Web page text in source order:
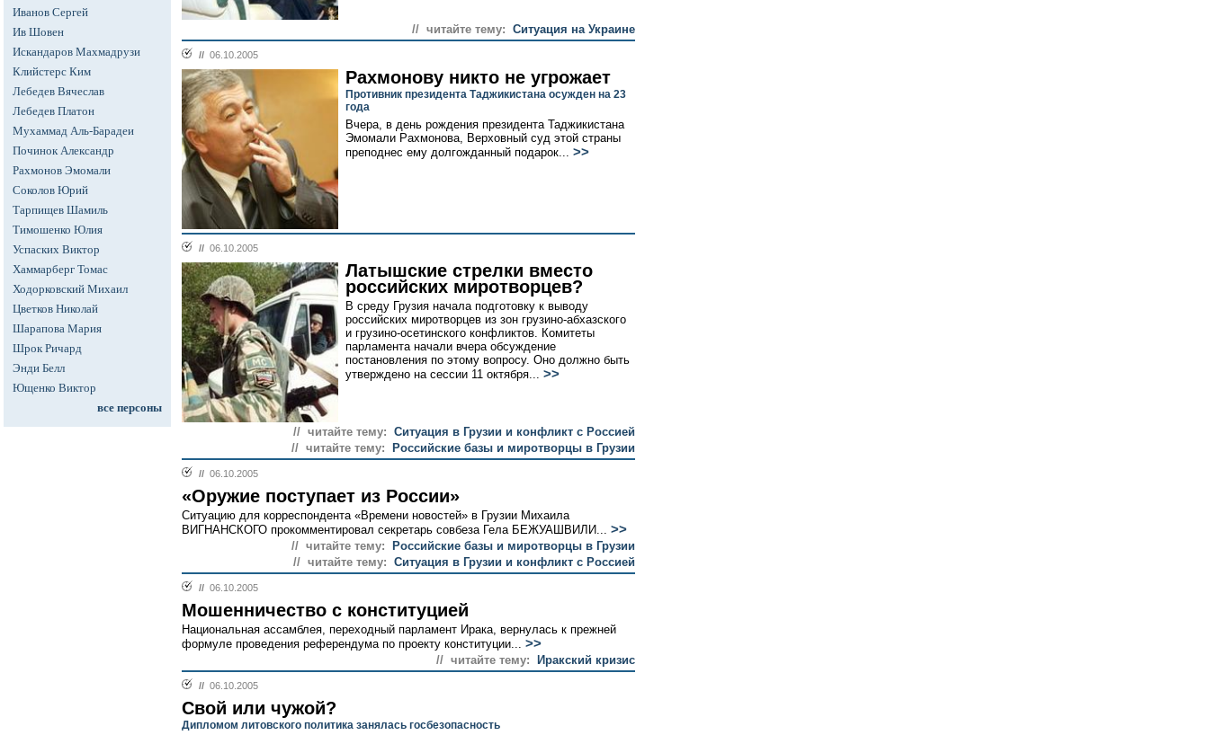
Иванов Сергей
Ив Шовен
Искандаров Махмадрузи
Клийстерс Ким
Лебедев Вячеслав
Лебедев Платон
Мухаммад Аль-Барадеи
Починок Александр
Рахмонов Эмомали
Соколов Юрий
Тарпищев Шамиль
Тимошенко Юлия
Успаских Виктор
Хаммарберг Томас
Ходорковский Михаил
Цветков Николай
Шарапова Мария
Шрок Ричард
Энди Белл
Ющенко Виктор
все персоны
// читайте тему: Ситуация на Украине
// 06.10.2005
Рахмонову никто не угрожает
Противник президента Таджикистана осужден на 23
года
Вчера, в день рождения президента Таджикистана
Эмомали Рахмонова, Верховный суд этой страны
преподнес ему долгожданный подарок... >>
// 06.10.2005
Латышские стрелки вместо
российских миротворцев?
В среду Грузия начала подготовку к выводу
российских миротворцев из зон грузино-абхазского
и грузино-осетинского конфликтов. Комитеты
парламента начали вчера обсуждение
постановления по этому вопросу. Оно должно быть
утверждено на сессии 11 октября... >>
// читайте тему: Ситуация в Грузии и конфликт с Россией
// читайте тему:
Российские базы и миротворцы в Грузии
// 06.10.2005
«Оружие поступает из России»
Ситуацию для корреспондента «Времени новостей» в Грузии Михаила
ВИГНАНСКОГО прокомментировал секретарь совбеза Гела БЕЖУАШВИЛИ... >>
// читайте тему:
Российские базы и миротворцы в Грузии
// читайте тему: Ситуация в Грузии и конфликт с Россией
// 06.10.2005
Мошенничество с конституцией
Национальная ассамблея, переходный парламент Ирака, вернулась к прежней
формуле проведения референдума по проекту конституции... >>
// читайте тему: Иракский кризис
// 06.10.2005
Свой или чужой?
Дипломом литовского политика занялась госбезопасность